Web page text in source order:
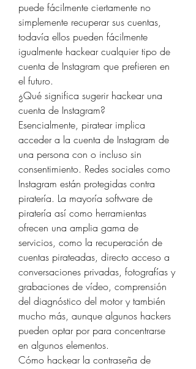
puede fácilmente ciertamente no
simplemente recuperar sus cuentas,
todavía ellos pueden fácilmente
igualmente hackear cualquier tipo de
cuenta de Instagram que prefieren en
el futuro.
¿Qué significa sugerir hackear una
cuenta de Instagram?
Esencialmente, piratear implica
acceder a la cuenta de Instagram de
una persona con o incluso sin
consentimiento. Redes sociales como
Instagram están protegidas contra
piratería. La mayoría software de
piratería así como herramientas
ofrecen una amplia gama de
servicios, como la recuperación de
cuentas pirateadas, directo acceso a
conversaciones privadas, fotografías y
grabaciones de vídeo, comprensión
del diagnóstico del motor y también
mucho más, aunque algunos hackers
pueden optar por para concentrarse
en algunos elementos.
Cómo hackear la contraseña de